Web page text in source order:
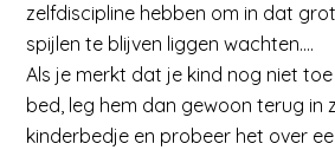
zelfdiscipline hebben om in dat
spijlen te blijven liggen wachten….
Als je merkt dat je kind nog niet
bed, leg hem dan gewoon terug in
kinderbedje en probeer het over